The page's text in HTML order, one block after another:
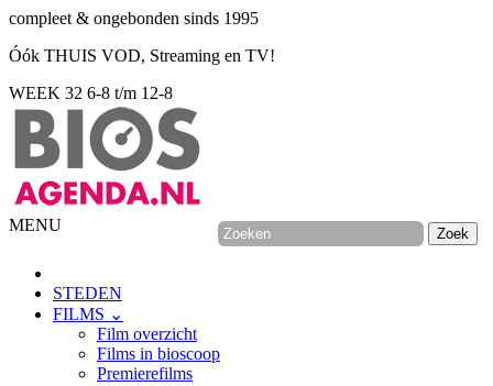
compleet & ongebonden sinds 1995
Óók THUIS VOD, Streaming en TV!
WEEK 32 6-8 t/m 12-8
MENU
STEDEN
FILMS ⌄
Film overzicht
Films in bioscoop
Premierefilms